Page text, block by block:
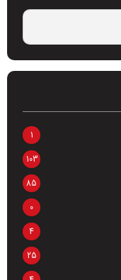
1
103
85
0
4
25